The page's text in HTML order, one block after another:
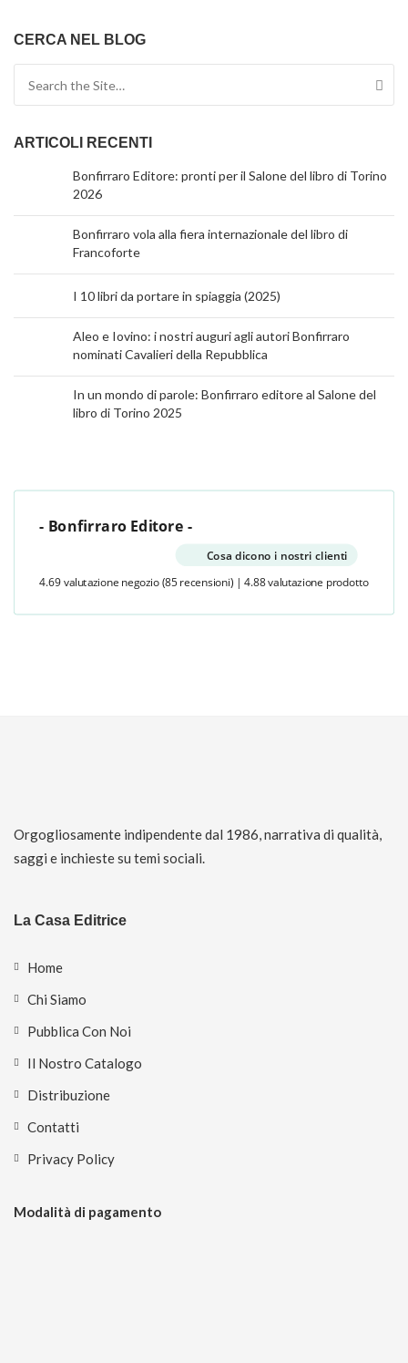
CERCA NEL BLOG
ARTICOLI RECENTI
Bonfirraro Editore: pronti per il Salone del libro di Torino
2026
Bonfirraro vola alla fiera internazionale del libro di
Francoforte
I 10 libri da portare in spiaggia (2025)
Aleo e Iovino: i nostri auguri agli autori Bonfirraro
nominati Cavalieri della Repubblica
In un mondo di parole: Bonfirraro editore al Salone del
libro di Torino 2025
- Bonfirraro Editore -
Cosa dicono i nostri clienti
4.69 valutazione negozio (85 recensioni) | 4.88 valutazione prodotto
Orgogliosamente indipendente dal 1986, narrativa di qualità,
saggi e inchieste su temi sociali.
La Casa Editrice
Home
Chi Siamo
Pubblica Con Noi
Il Nostro Catalogo
Distribuzione
Contatti
Privacy Policy
Modalità di pagamento